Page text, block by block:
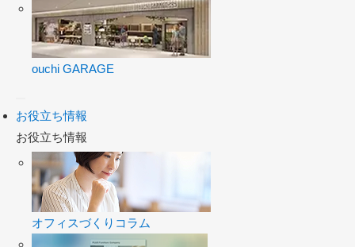
ouchi GARAGE
お役立ち情報
お役立ち情報
オフィスづくりコラム